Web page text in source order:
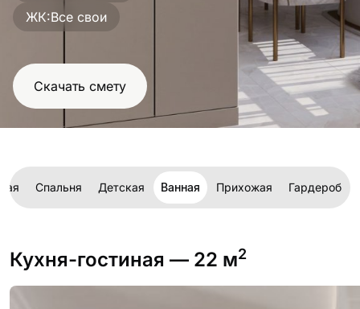
ЖК:Все свои
Скачать смету
Спальня Детская Ванная Прихожая Гардероб
Кухня-гостиная — 22 м2